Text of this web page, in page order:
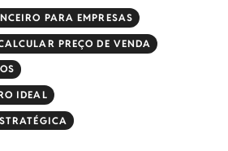
PARA EMPRESAS
PREÇO DE VENDA
IDEAL